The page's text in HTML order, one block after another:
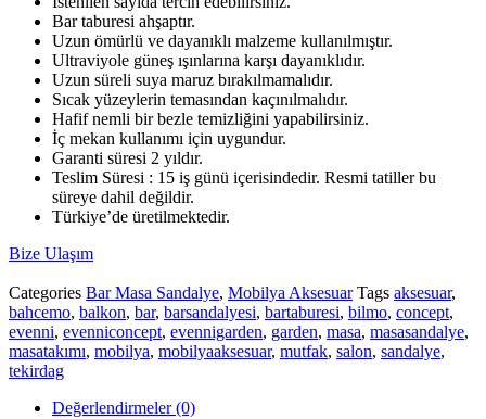
Bar taburesi ahşaptır.
Uzun ömürlü ve dayanıklı malzeme kullanılmıştır.
Ultraviyole güneş ışınlarına karşı dayanıklıdır.
Uzun süreli suya maruz bırakılmamalıdır.
Sıcak yüzeylerin temasından kaçınılmalıdır.
Hafif nemli bir bezle temizliğini yapabilirsiniz.
İç mekan kullanımı için uygundur.
Garanti süresi 2 yıldır.
Teslim Süresi : 15 iş günü içerisindedir. Resmi tatiller bu
süreye dahil değildir.
Türkiye’de üretilmektedir.
Bize Ulaşım
Categories Bar Masa Sandalye, Mobilya Aksesuar Tags aksesuar,
bahcemo, balkon, bar, barsandalyesi, bartaburesi, bilmo, concept,
evenni, evenniconcept, evennigarden, garden, masa, masasandalye,
masatakımı, mobilya, mobilyaaksesuar, mutfak, salon, sandalye,
tekirdag
Değerlendirmeler (0)